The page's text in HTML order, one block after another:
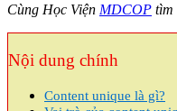
Cùng Học Viện MDCOP tìm
Nội dung chính
Content unique là gì?